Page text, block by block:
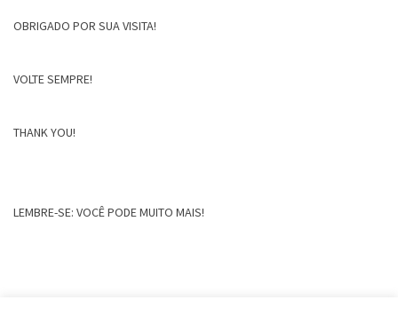
OBRIGADO POR SUA VISITA!
VOLTE SEMPRE!
THANK YOU!
LEMBRE-SE: VOCÊ PODE MUITO MAIS!